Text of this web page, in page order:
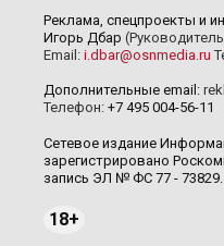
Реклама, спецпроекты и
Игорь Дбар
Email: i.dbar@osnmedia.ru
Дополнительные email:
Телефон: +7 495 004-56-11
Сетевое издание
зарегистрировано
запись ЭЛ № ФС 77 - 73829.
18+